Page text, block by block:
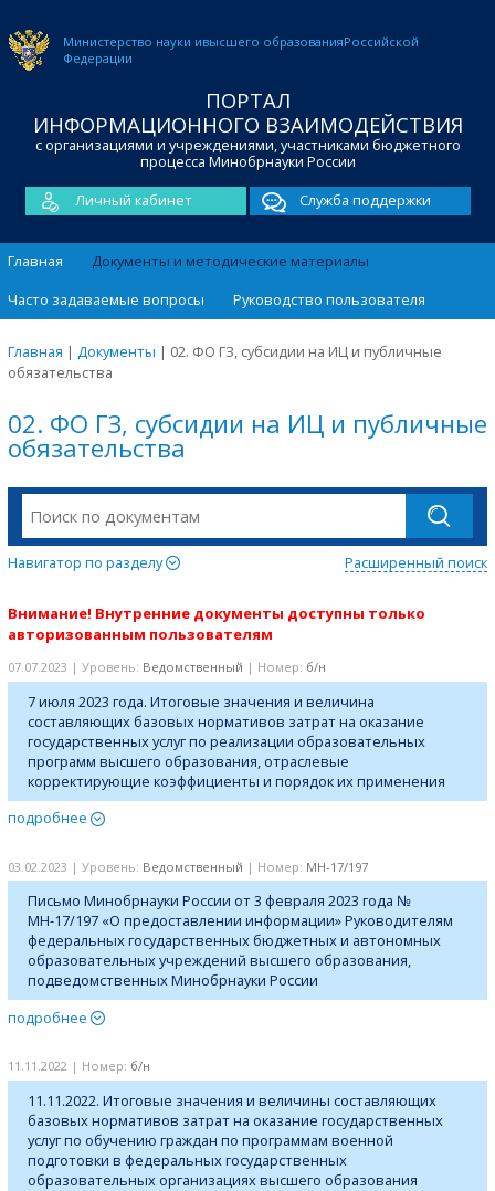
Министерство науки ивысшего образованияРоссийской
Федерации
ПОРТАЛ
ИНФОРМАЦИОННОГО ВЗАИМОДЕЙСТВИЯ
с организациями и учреждениями, участниками бюджетного
процесса Минобрнауки России
Личный кабинет
Служба поддержки
Главная
Документы и методические материалы
Часто задаваемые вопросы
Руководство пользователя
Главная | Документы | 02. ФО ГЗ, субсидии на ИЦ и публичные
обязательства
02. ФО ГЗ, субсидии на ИЦ и публичные
обязательства
Навигатор по разделу Расширенный поиск
Внимание! Внутренние документы доступны только
авторизованным пользователям
07.07.2023 | Уровень: Ведомственный | Номер: б/н
7 июля 2023 года. Итоговые значения и величина
составляющих базовых нормативов затрат на оказание
государственных услуг по реализации образовательных
программ высшего образования, отраслевые
корректирующие коэффициенты и порядок их применения
подробнее
03.02.2023 | Уровень: Ведомственный | Номер: МН-17/197
Письмо Минобрнауки России от 3 февраля 2023 года №
МН-17/197 «О предоставлении информации» Руководителям
федеральных государственных бюджетных и автономных
образовательных учреждений высшего образования,
подведомственных Минобрнауки России
подробнее
11.11.2022 | Номер: б/н
11.11.2022. Итоговые значения и величины составляющих
базовых нормативов затрат на оказание государственных
услуг по обучению граждан по программам военной
подготовки в федеральных государственных
образовательных организациях высшего образования